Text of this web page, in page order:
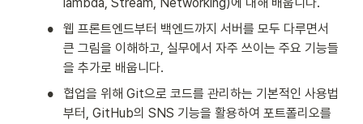
•
웹 프론트엔드부터 백엔드까지 서버를 모두 다루면서
큰 그림을 이해하고, 실무에서 자주 쓰이는 주요 기능들
을 추가로 배웁니다.
•
협업을 위해 Git으로 코드를 관리하는 기본적인 사용법
부터, GitHub의 SNS 기능을 활용하여 포트폴리오를